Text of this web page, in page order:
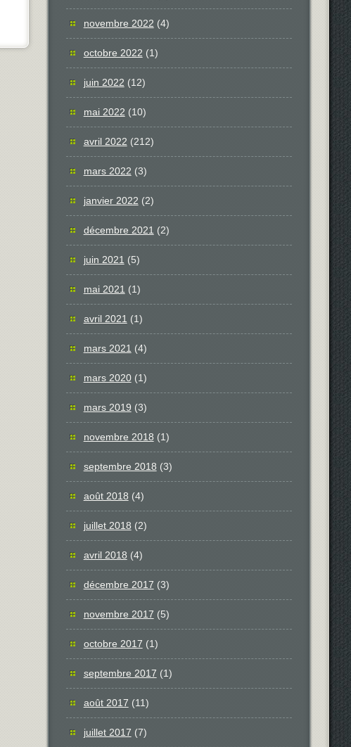
novembre 2022 (4)
octobre 2022 (1)
juin 2022 (12)
mai 2022 (10)
avril 2022 (212)
mars 2022 (3)
janvier 2022 (2)
décembre 2021 (2)
juin 2021 (5)
mai 2021 (1)
avril 2021 (1)
mars 2021 (4)
mars 2020(1)
mars 2019 (3)
novembre 2018 (1)
septembre 2018 (3)
août 2018 (4)
juillet 2018 (2)
avril 2018 (4)
décembre 2017 (3)
novembre 2017 (5)
octobre 2017 (1)
septembre 2017 (1)
août 2017 (11)
juillet 2017 (7)